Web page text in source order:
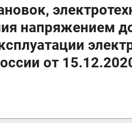
напряжением
от